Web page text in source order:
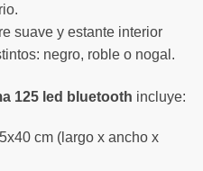
suave y estante interior
negro, roble o nogal.
125 led bluetooth incluye:
cm (largo x ancho x